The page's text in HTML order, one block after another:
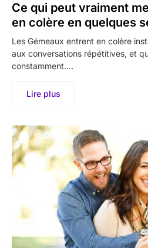
Ce qui peut vraiment
en colère en quelques
Les Gémeaux entrent en colère
aux conversations répétitives, et
constamment.…
Lire plus